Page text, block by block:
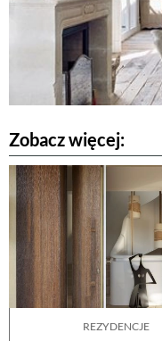
Zobacz więcej:
REZYDENCJE